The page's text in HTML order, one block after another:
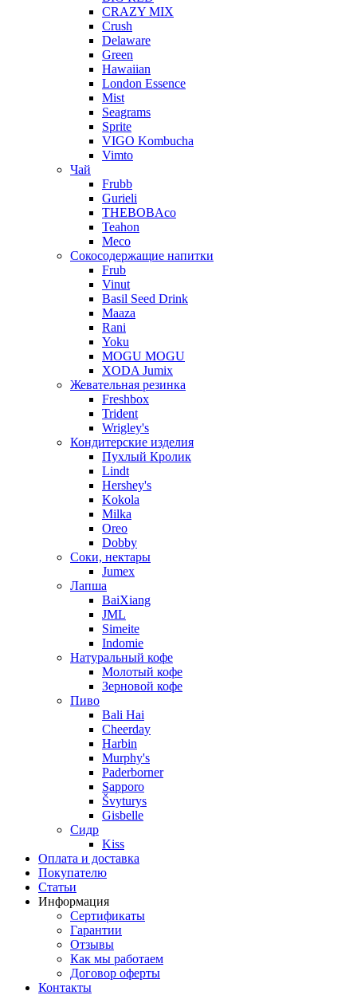
CRAZY MIX
Crush
Delaware
Green
Hawaiian
London Essence
Mist
Seagrams
Sprite
VIGO Kombucha
Vimto
Чай
Frubb
Gurieli
THEBOBAco
Teahon
Meco
Сокосодержащие напитки
Frub
Vinut
Basil Seed Drink
Maaza
Rani
Yoku
MOGU MOGU
XODA Jumix
Жевательная резинка
Freshbox
Trident
Wrigley's
Кондитерские изделия
Пухлый Кролик
Lindt
Hershey's
Kokola
Milka
Oreo
Dobby
Соки, нектары
Jumex
Лапша
BaiXiang
JML
Simeite
Indomie
Натуральный кофе
Молотый кофе
Зерновой кофе
Пиво
Bali Hai
Cheerday
Harbin
Murphy's
Paderborner
Sapporo
Švyturys
Gisbelle
Сидр
Kiss
Оплата и доставка
Покупателю
Статьи
Информация
Сертификаты
Гарантии
Отзывы
Как мы работаем
Договор оферты
Контакты